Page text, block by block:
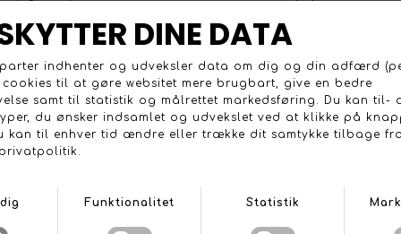
Fittings fra -3 armeret bremseslanger til forskellige typer
gevind.
ANDRE KØBTE OGSÅ